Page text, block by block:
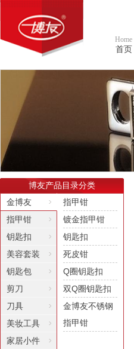
Home
首页
博友产品目录分类
金博友
指甲钳
钥匙扣
美容套装
钥匙包
剪刀
刀具
美妆工具
家居小件
指甲钳
镀金指甲钳
钥匙扣
死皮钳
Q圈钥匙扣
双Q圈钥匙扣
金博友不锈钢
指甲钳